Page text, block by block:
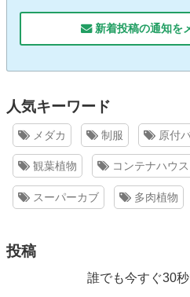
新着投稿の通知を
人気キーワード
メダカ 制服 原付
観葉植物 コンテナハウス
スーパーカブ 多肉植物
投稿
誰でも今すぐ30